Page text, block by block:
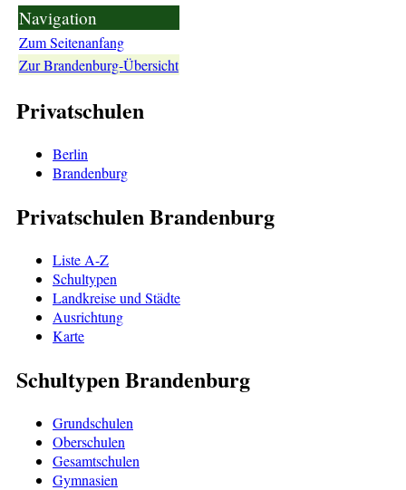
Navigation
Zum Seitenanfang
Zur Brandenburg-Übersicht
Privatschulen
Berlin
Brandenburg
Privatschulen Brandenburg
Liste A-Z
Schultypen
Landkreise und Städte
Ausrichtung
Karte
Schultypen Brandenburg
Grundschulen
Oberschulen
Gesamtschulen
Gymnasien